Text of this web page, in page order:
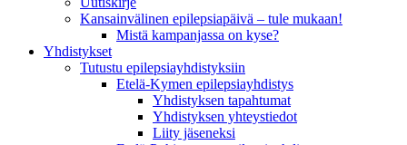
Kansainvälinen epilepsiapäivä – tule mukaan!
Mistä kampanjassa on kyse?
Yhdistykset
Tutustu epilepsiayhdistyksiin
Etelä-Kymen epilepsiayhdistys
Yhdistyksen tapahtumat
Yhdistyksen yhteystiedot
Liity jäseneksi